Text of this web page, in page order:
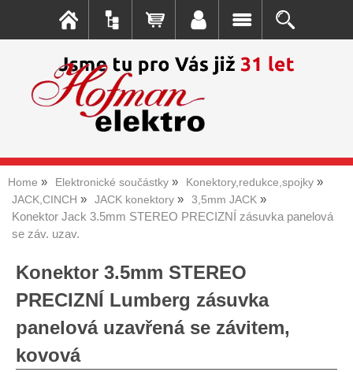
Home Elektronické součástky
Konektory,redukce,spojky
JACK,CINCH
JACK konektory 3,5mm JACK
Konektor Jack 3.5mm STEREO PRECIZNÍ zásuvka panelová
se záv. uzav.
Konektor 3.5mm STEREO
PRECIZNÍ Lumberg zásuvka
panelová uzavřená se závitem,
kovová